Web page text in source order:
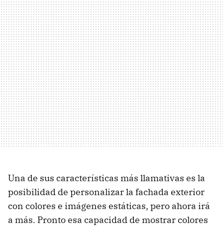
Una de sus características más llamativas es la
posibilidad de personalizar la fachada exterior
con colores e imágenes estáticas, pero ahora irá
a más. Pronto esa capacidad de mostrar colores